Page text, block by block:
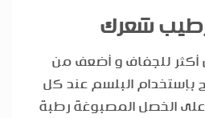
شعرك
أكثر للجفاف و أضعف من
بإستخدام البلسم عند كل
الخصل المصبوغة رطبة